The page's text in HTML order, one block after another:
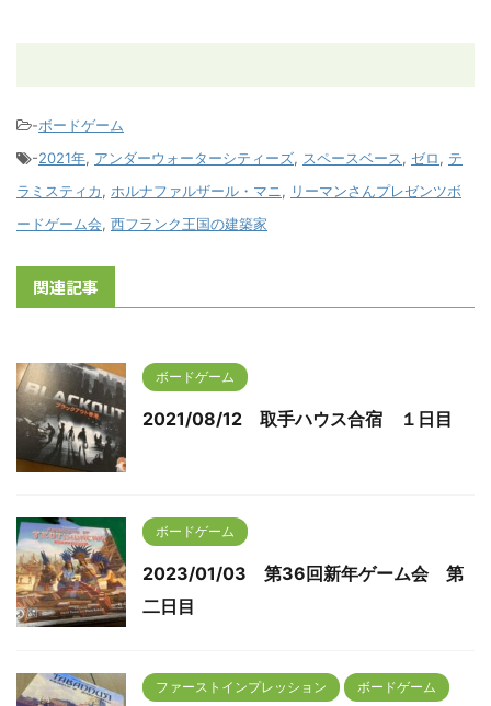
-ボードゲーム
-2021年, アンダーウォーターシティーズ, スペースベース, ゼロ, テ
ラミスティカ, ホルナファルザール・マニ , リーマンさんプレゼンツボ
ードゲーム会, 西フランク王国の建築家
関連記事
ボードゲーム
2021/08/12 取手ハウス合宿 １日目
ボードゲーム
2023/01/03 第36回新年ゲーム会 第
二日目
ファーストインプレッション ボードゲーム